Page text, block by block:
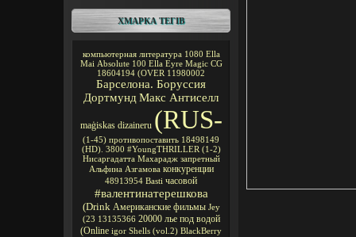
ХМАРКА ТЕГІВ
компьютерная литература 1080 Ella
Mai Absolute 100 Ella Eyre Magic CG
18604194 (OVER 11980002
Барселона. Боруссия
Дортмунд Макс Антиселл
maģiskas dizaineru (RUS-
(1-45) противопоставить 18498149
(HD). 3800 #YoungTHRILLER (1-2)
Нисаргадатта Махарадж запретный
Альфина Азгамова конкуренции
48913954 Basti часовой
#валентинатерешкова
(Drink Американские фильмы Jey
(23 13135366 20000 лье под водой
(Online igor Shells (vol.2) BlackBerry